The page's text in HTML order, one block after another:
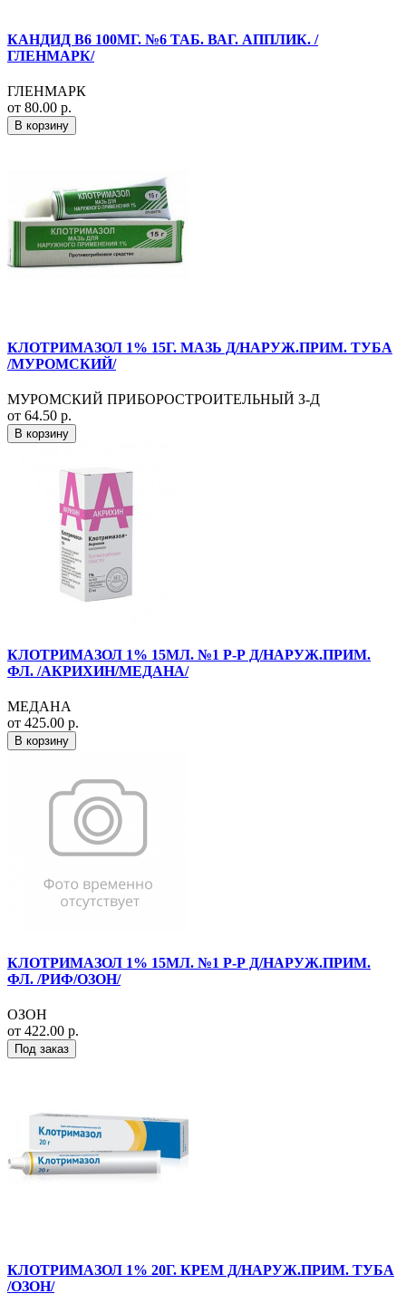
КАНДИД В6 100МГ. №6 ТАБ. ВАГ. АППЛИК. /
ГЛЕНМАРК/
ГЛЕНМАРК
от 80.00 р.
В корзину
КЛОТРИМАЗОЛ 1% 15Г. МАЗЬ Д/НАРУЖ.ПРИМ. ТУБА
/МУРОМСКИЙ/
МУРОМСКИЙ ПРИБОРОСТРОИТЕЛЬНЫЙ З-Д
от 64.50 р.
В корзину
КЛОТРИМАЗОЛ 1% 15МЛ. №1 Р-Р Д/НАРУЖ.ПРИМ.
ФЛ. /АКРИХИН/МЕДАНА/
МЕДАНА
от 425.00 р.
В корзину
КЛОТРИМАЗОЛ 1% 15МЛ. №1 Р-Р Д/НАРУЖ.ПРИМ.
ФЛ. /РИФ/ОЗОН/
ОЗОН
от 422.00 р.
Под заказ
КЛОТРИМАЗОЛ 1% 20Г. КРЕМ Д/НАРУЖ.ПРИМ. ТУБА
/ОЗОН/